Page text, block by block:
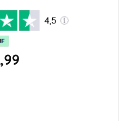
Huidige
aantal